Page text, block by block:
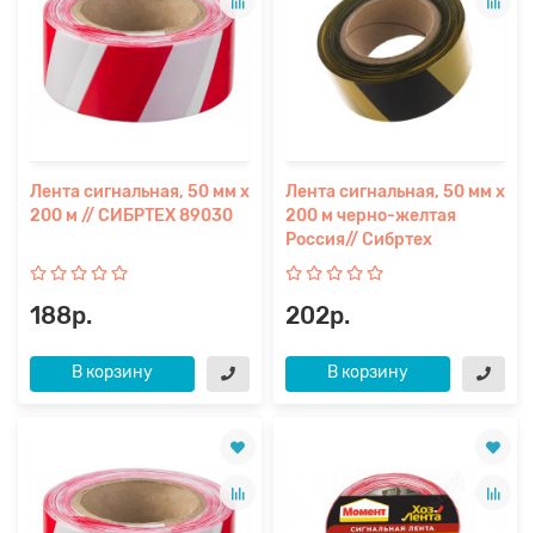
Лента сигнальная, 50 мм х
200 м // СИБРТЕХ 89030
188р.
В корзину
Лента сигнальная, 50 мм х
200 м черно-желтая
Россия// Сибртех
202р.
В корзину